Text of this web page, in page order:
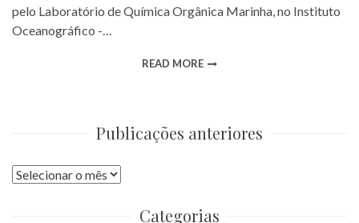
pelo Laboratório de Química Orgânica Marinha, no Instituto
Oceanográfico -…
READ MORE
Publicações anteriores
Publicações
Categorias